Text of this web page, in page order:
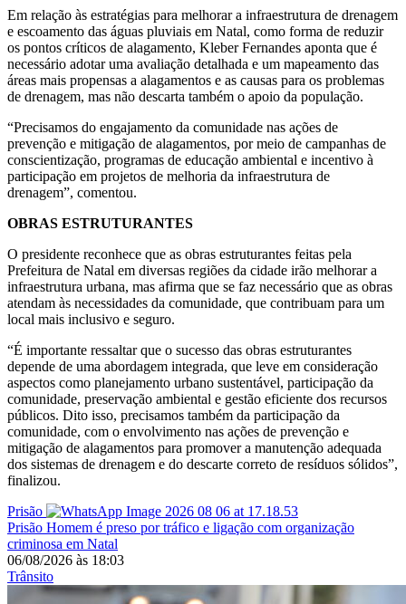
Em relação às estratégias para melhorar a infraestrutura de drenagem
e escoamento das águas pluviais em Natal, como forma de reduzir
os pontos críticos de alagamento, Kleber Fernandes aponta que é
necessário adotar uma avaliação detalhada e um mapeamento das
áreas mais propensas a alagamentos e as causas para os problemas
de drenagem, mas não descarta também o apoio da população.
“Precisamos do engajamento da comunidade nas ações de
prevenção e mitigação de alagamentos, por meio de campanhas de
conscientização, programas de educação ambiental e incentivo à
participação em projetos de melhoria da infraestrutura de
drenagem”, comentou.
OBRAS ESTRUTURANTES
O presidente reconhece que as obras estruturantes feitas pela
Prefeitura de Natal em diversas regiões da cidade irão melhorar a
infraestrutura urbana, mas afirma que se faz necessário que as obras
atendam às necessidades da comunidade, que contribuam para um
local mais inclusivo e seguro.
“É importante ressaltar que o sucesso das obras estruturantes
depende de uma abordagem integrada, que leve em consideração
aspectos como planejamento urbano sustentável, participação da
comunidade, preservação ambiental e gestão eficiente dos recursos
públicos. Dito isso, precisamos também da participação da
comunidade, com o envolvimento nas ações de prevenção e
mitigação de alagamentos para promover a manutenção adequada
dos sistemas de drenagem e do descarte correto de resíduos sólidos”,
finalizou.
Prisão
Prisão Homem é preso por tráfico e ligação com organização
criminosa em Natal
06/08/2026 às 18:03
Trânsito